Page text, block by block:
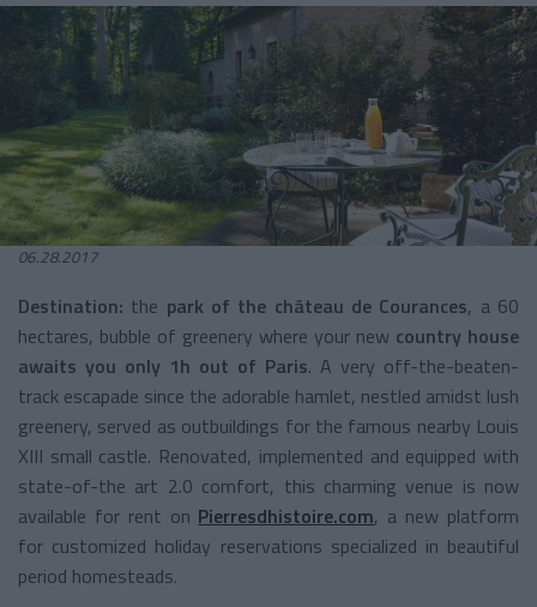
06.28.2017
Destination: the park of the château de Courances, a 60
hectares, bubble of greenery where your new country house
awaits you only 1h out of Paris. A very off-the-beaten-
track escapade since the adorable hamlet, nestled amidst lush
greenery, served as outbuildings for the famous nearby Louis
XIII small castle. Renovated, implemented and equipped with
state-of-the art 2.0 comfort, this charming venue is now
available for rent on Pierresdhistoire.com, a new platform
for customized holiday reservations specialized in beautiful
period homesteads.